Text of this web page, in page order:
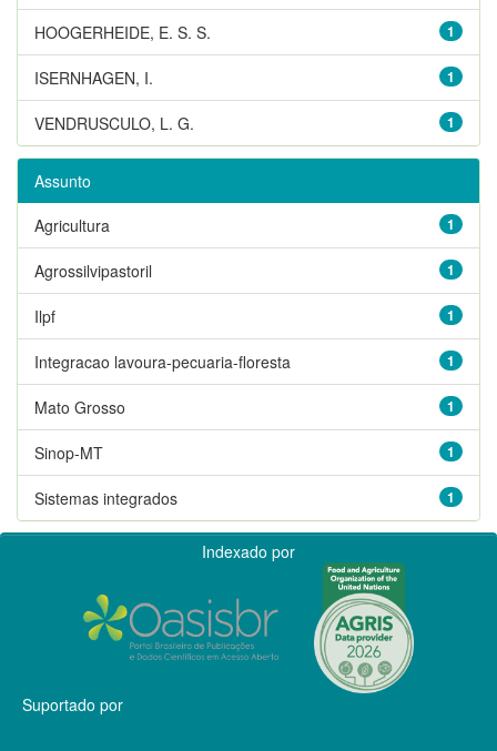
1
HOOGERHEIDE, E. S. S.
1
ISERNHAGEN, I.
1
VENDRUSCULO, L. G.
Assunto
1
Agricultura
1
Agrossilvipastoril
1
Ilpf
1
Integracao lavoura-pecuaria-floresta
1
Mato Grosso
1
Sinop-MT
1
Sistemas integrados
Indexado por
Suportado por